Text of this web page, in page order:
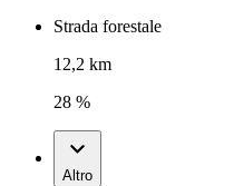
Strada forestale
12,2 km
28 %
Altro